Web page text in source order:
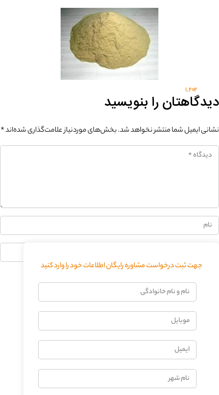
1,202
دیدگاهتان را بنویسید
نشانی ایمیل شما منتشر نخواهد شد.بخش‌های موردنیاز علامت‌گذاری شده‌اند*
جهت ثبت درخواست مشاوره رایگان اطلاعات خود را وارد کنید
نام
و
خانوادگی
موبایل
ایمیل
نام
شهر